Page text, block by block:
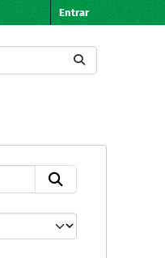
Entrar